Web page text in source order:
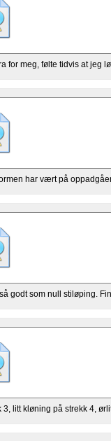
for meg, følte tidvis at jeg
har vært på
godt som null stiløping.
litt kløning på strekk 4,